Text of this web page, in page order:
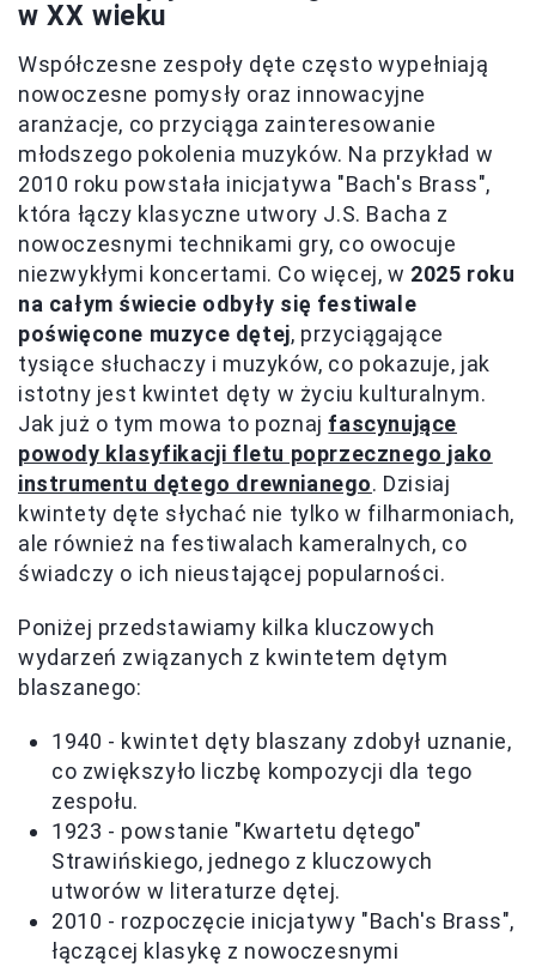
w XX wieku
Współczesne zespoły dęte często wypełniają
nowoczesne pomysły oraz innowacyjne
aranżacje, co przyciąga zainteresowanie
młodszego pokolenia muzyków. Na przykład w
2010 roku powstała inicjatywa "Bach's Brass",
która łączy klasyczne utwory J.S. Bacha z
nowoczesnymi technikami gry, co owocuje
niezwykłymi koncertami. Co więcej, w 2025 roku
na całym świecie odbyły się festiwale
poświęcone muzyce dętej, przyciągające
tysiące słuchaczy i muzyków, co pokazuje, jak
istotny jest kwintet dęty w życiu kulturalnym.
Jak już o tym mowa to poznaj fascynujące
powody klasyfikacji fletu poprzecznego jako
instrumentu dętego drewnianego. Dzisiaj
kwintety dęte słychać nie tylko w filharmoniach,
ale również na festiwalach kameralnych, co
świadczy o ich nieustającej popularności.
Poniżej przedstawiamy kilka kluczowych
wydarzeń związanych z kwintetem dętym
blaszanego:
1940 - kwintet dęty blaszany zdobył uznanie,
co zwiększyło liczbę kompozycji dla tego
zespołu.
1923 - powstanie "Kwartetu dętego"
Strawińskiego, jednego z kluczowych
utworów w literaturze dętej.
2010 - rozpoczęcie inicjatywy "Bach's Brass",
łączącej klasykę z nowoczesnymi